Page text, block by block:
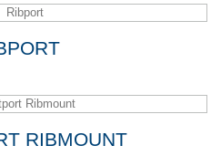
RIBMOUNT